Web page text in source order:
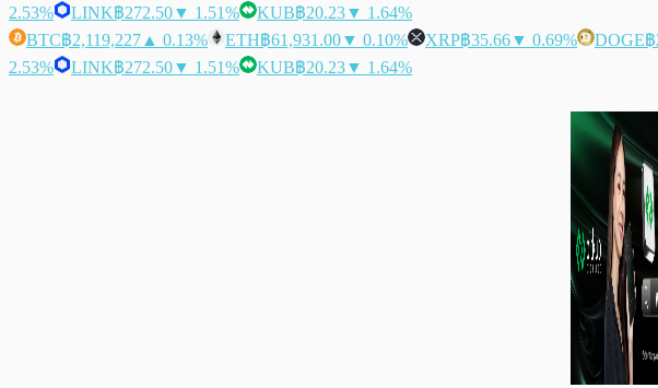
2.53%
LINK฿272.50▼ 1.51% KUB฿20.23▼ 1.64%
BTC฿2,119,227 ▲ 0.13% ETH฿61,931.00▼ 0.10% XRP฿35.66▼ 0.69% DOGE฿
2.53%
LINK฿272.50▼ 1.51% KUB฿20.23▼ 1.64%